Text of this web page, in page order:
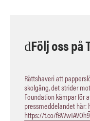
Följ oss på
Rättshaveri att
skolgång, det strider
Foundation kämpar för
pressmeddelandet här:
https://t.co/fBWwTAVOh9